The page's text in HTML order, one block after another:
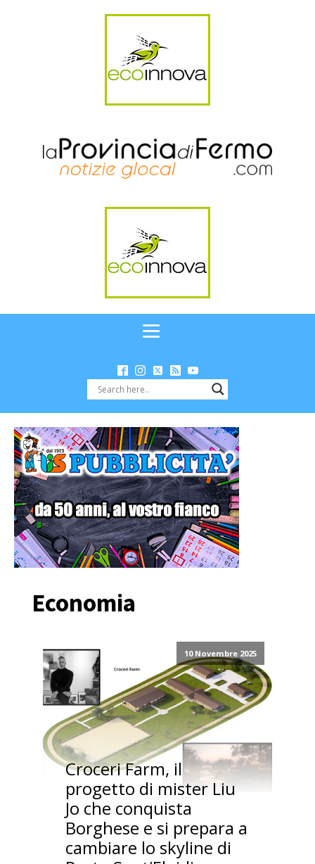
Economia
10 Novembre 2025
Croceri Farm, il
progetto di mister Liu
Jo che conquista
Borghese e si prepara a
cambiare lo skyline di